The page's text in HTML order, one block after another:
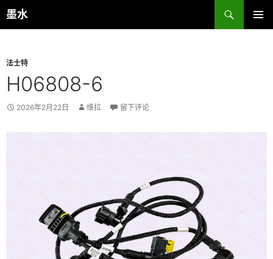
跳
至
墨水
搜
索
法士特
H06808-6
2026年2月22日 维拉 留下评论